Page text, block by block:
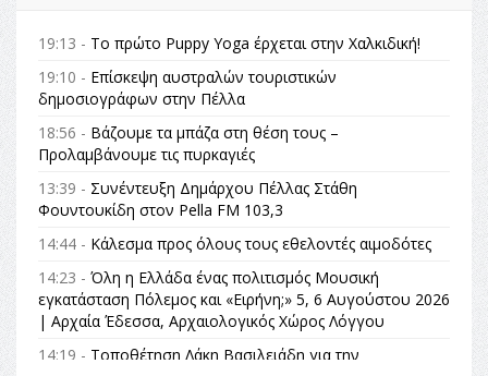
19:13 - Το πρώτο Puppy Yoga έρχεται στην Χαλκιδική!
19:10 - Επίσκεψη αυστραλών τουριστικών
δημοσιογράφων στην Πέλλα
18:56 - Βάζουμε τα μπάζα στη θέση τους –
Προλαμβάνουμε τις πυρκαγιές
13:39 - Συνέντευξη Δημάρχου Πέλλας Στάθη
Φουντουκίδη στον Pella FM 103,3
14:44 - Κάλεσμα προς όλους τους εθελοντές αιμοδότες
14:23 - Όλη η Ελλάδα ένας πολιτισμός Μουσική
εγκατάσταση Πόλεμος και «Ειρήνη;» 5, 6 Αυγούστου 2026
| Αρχαία Έδεσσα, Αρχαιολογικός Χώρος Λόγγου
14:19 - Τοποθέτηση Λάκη Βασιλειάδη για την